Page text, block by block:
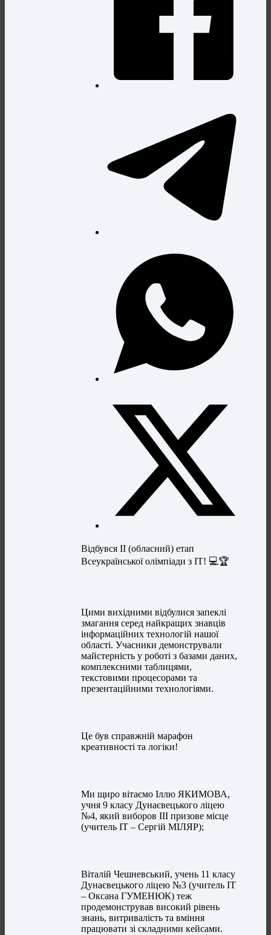
Відбувся ІІ (обласний) етап
Всеукраїнської олімпіади з ІТ! 💻🏆
Цими вихідними відбулися запеклі
змагання серед найкращих знавців
інформаційних технологій нашої
області. Учасники демонстрували
майстерність у роботі з базами даних,
комплексними таблицями,
текстовими процесорами та
презентаційними технологіями.
Це був справжній марафон
креативності та логіки!
Ми щиро вітаємо Іллю ЯКИМОВА,
учня 9 класу Дунаєвецького ліцею
№4, який виборов ІІІ призове місце
(учитель ІТ – Сергій МІЛЯР);
Віталій Чешневський, учень 11 класу
Дунаєвецького ліцею №3 (учитель ІТ
– Оксана ГУМЕНЮК) теж
продемонстрував високий рівень
знань, витривалість та вміння
працювати зі складними кейсами.